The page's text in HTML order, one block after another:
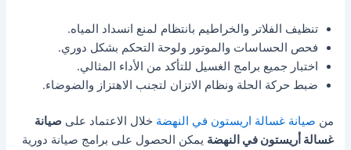
تنظيف الفلاتر والخراطيم بانتظام لمنع انسداد المياه.
فحص الحساسات والموتور ولوحة التحكم بشكل دوري.
اختبار جميع برامج الغسيل للتأكد من الأداء المثالي.
ضبط حركة الحلة ونظام الاتزان لتجنب الاهتزاز والضوضاء.
من صيانة غسالة اريستون في النهضة خلال الاعتماد علىصيانة
غسالة أريستون في النهضة يمكن الحصول على برامج صيانة دورية